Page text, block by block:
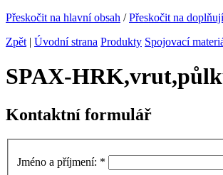
Přeskočit na hlavní obsah /Přeskočit na
Zpět | Úvodní strana Produkty Spojovací
SPAX-
Kontaktní formulář
Jméno a příjmení: *